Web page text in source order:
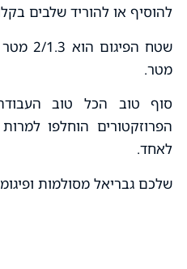
להוסיף או להוריד שלבים
מטר.
סוף טוב הכל טוב
לאחד.
שלכם גבריאל מסולמות ופיגומים